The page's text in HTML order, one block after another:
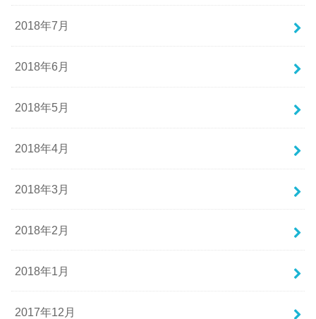
2018年7月
2018年6月
2018年5月
2018年4月
2018年3月
2018年2月
2018年1月
2017年12月